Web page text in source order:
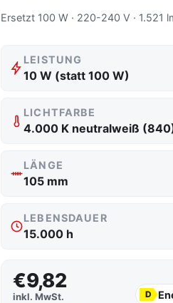
Ersetzt 100 W · 220-240 V · 1.521
LEISTUNG
10 W (statt 100 W)
LICHTFARBE
4.000 K neutralweiß
LÄNGE
105 mm
LEBENSDAUER
15.000 h
€9,82
inkl. MwSt.
D